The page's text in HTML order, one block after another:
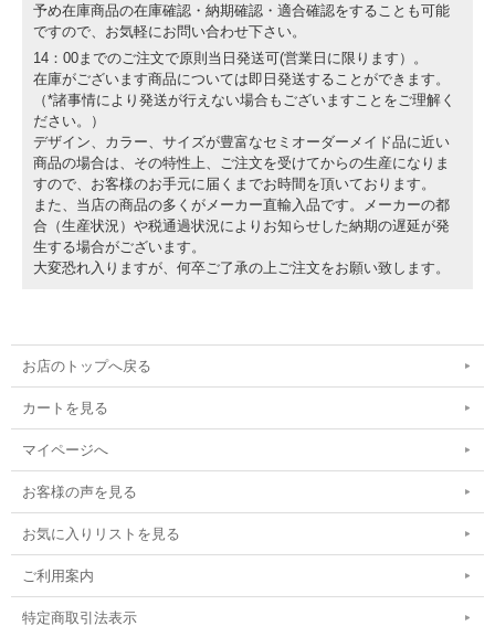
予め在庫商品の在庫確認・納期確認・適合確認をすることも可能
ですので、お気軽にお問い合わせ下さい。
14：00までのご注文で原則当日発送可(営業日に限ります）。
在庫がございます商品については即日発送することができます。
（*諸事情により発送が行えない場合もございますことをご理解く
ださい。）
デザイン、カラー、サイズが豊富なセミオーダーメイド品に近い
商品の場合は、その特性上、ご注文を受けてからの生産になりま
すので、お客様のお手元に届くまでお時間を頂いております。
また、当店の商品の多くがメーカー直輸入品です。メーカーの都
合（生産状況）や税通過状況によりお知らせした納期の遅延が発
生する場合がございます。
大変恐れ入りますが、何卒ご了承の上ご注文をお願い致します。
お店のトップへ戻る
カートを見る
マイページへ
お客様の声を見る
お気に入りリストを見る
ご利用案内
特定商取引法表示